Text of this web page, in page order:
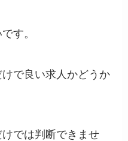
す。
で良い求人かどうか
では判断できませ